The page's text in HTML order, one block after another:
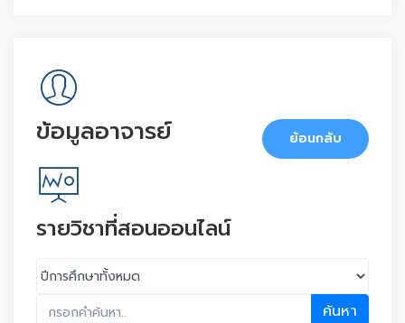
ข้อมูลอาจารย์ ย้อนกลับ
รายวิชาที่สอนออนไลน์
ค้นหา